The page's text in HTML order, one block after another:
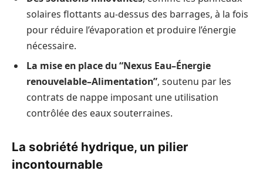
solaires flottants au-dessus des barrages, à la fois
pour réduire l’évaporation et produire l’énergie
nécessaire.
La mise en place du “Nexus Eau–Énergie
renouvelable–Alimentation”, soutenu par les
contrats de nappe imposant une utilisation
contrôlée des eaux souterraines.
La sobriété hydrique, un pilier
incontournable